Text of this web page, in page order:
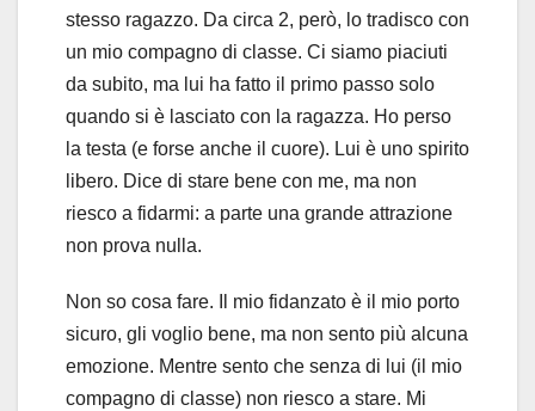
stesso ragazzo. Da circa 2, però, lo tradisco con
un mio compagno di classe. Ci siamo piaciuti
da subito, ma lui ha fatto il primo passo solo
quando si è lasciato con la ragazza. Ho perso
la testa (e forse anche il cuore). Lui è uno spirito
libero. Dice di stare bene con me, ma non
riesco a fidarmi: a parte una grande attrazione
non prova nulla.
Non so cosa fare. Il mio fidanzato è il mio porto
sicuro, gli voglio bene, ma non sento più alcuna
emozione. Mentre sento che senza di lui (il mio
compagno di classe) non riesco a stare. Mi